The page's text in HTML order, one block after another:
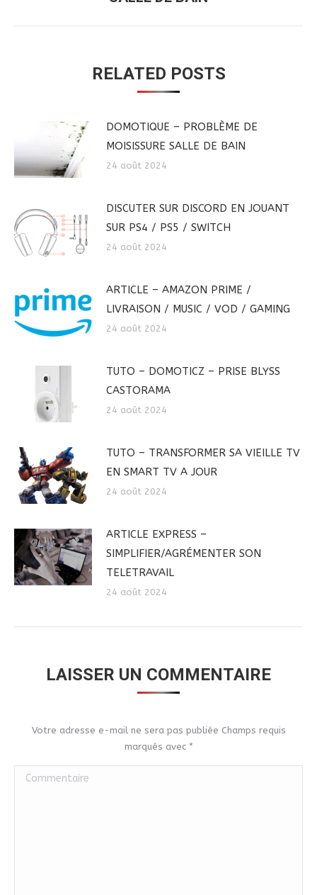
précédent
RELATED POSTS
DOMOTIQUE – PROBLÈME DE
MOISISSURE SALLE DE BAIN
24 août 2024
DISCUTER SUR DISCORD EN JOUANT
SUR PS4 / PS5 / SWITCH
24 août 2024
ARTICLE – AMAZON PRIME /
LIVRAISON / MUSIC / VOD / GAMING
24 août 2024
TUTO – DOMOTICZ – PRISE BLYSS
CASTORAMA
24 août 2024
TUTO – TRANSFORMER SA VIEILLE TV
EN SMART TV A JOUR
24 août 2024
ARTICLE EXPRESS –
SIMPLIFIER/AGRÉMENTER SON
TELETRAVAIL
24 août 2024
LAISSER UN COMMENTAIRE
Votre adresse e-mail ne sera pas publiée Champs requis
marqués avec *
Commentaire